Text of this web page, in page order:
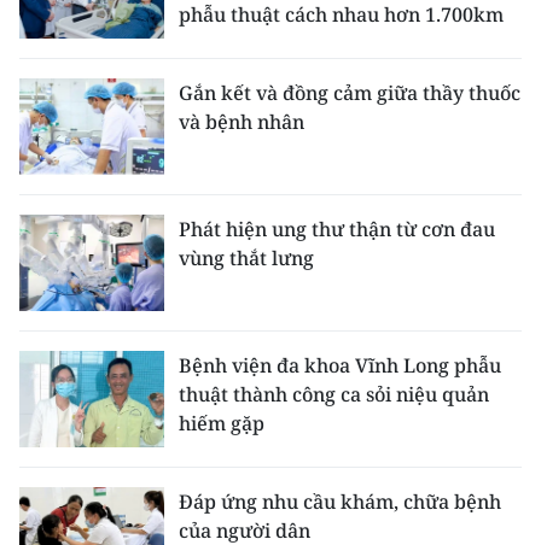
phẫu thuật cách nhau hơn 1.700km
Gắn kết và đồng cảm giữa thầy thuốc
và bệnh nhân
Phát hiện ung thư thận từ cơn đau
vùng thắt lưng
Bệnh viện đa khoa Vĩnh Long phẫu
thuật thành công ca sỏi niệu quản
hiếm gặp
Đáp ứng nhu cầu khám, chữa bệnh
của người dân